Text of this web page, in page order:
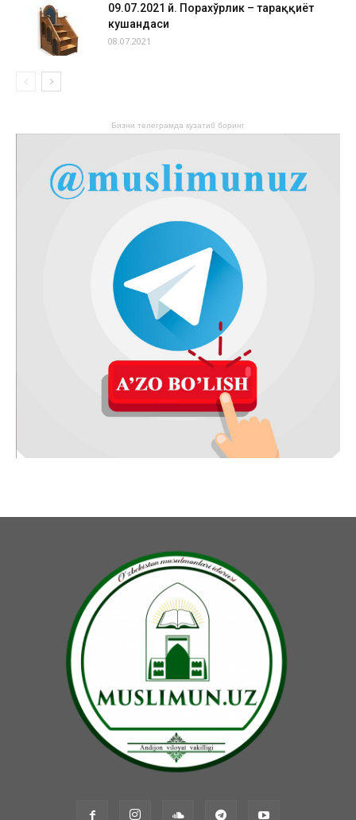
09.07.2021 й. Порахўрлик – тараққиёт
кушандаси
08.07.2021
Бизни телеграмда кузатиб боринг